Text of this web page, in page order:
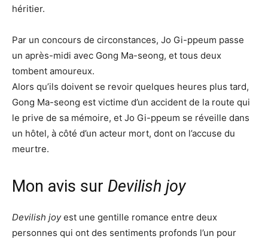
héritier.
Par un concours de circonstances, Jo Gi-ppeum passe
un après-midi avec Gong Ma-seong, et tous deux
tombent amoureux.
Alors qu’ils doivent se revoir quelques heures plus tard,
Gong Ma-seong est victime d’un accident de la route qui
le prive de sa mémoire, et Jo Gi-ppeum se réveille dans
un hôtel, à côté d’un acteur mort, dont on l’accuse du
meurtre.
Mon avis sur Devilish joy
Devilish joyest une gentille romance entre deux
personnes qui ont des sentiments profonds l’un pour